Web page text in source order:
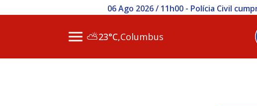
06 Ago 2026 / 11h00 - Polícia Civil
⛅23°C,Columbus